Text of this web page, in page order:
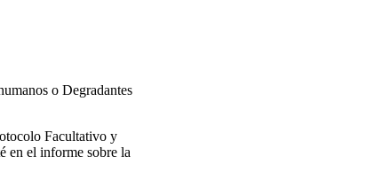
o Degradantes
Facultativo y
en el informe sobre la